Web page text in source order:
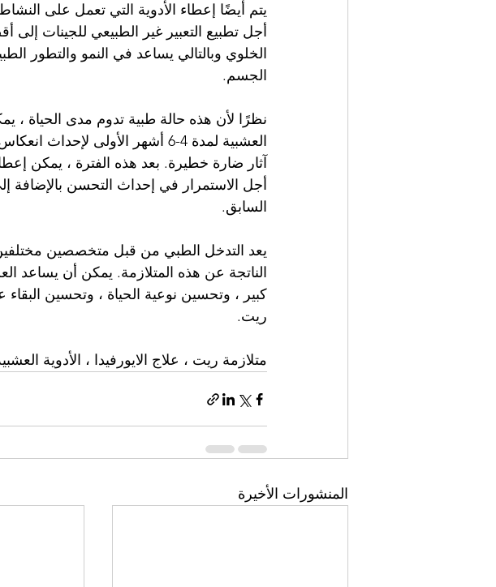
يتم أيضًا إعطاء الأدوية التي تعمل على
أجل تطبيع التعبير غير الطبيعي للجينات
الخلوي وبالتالي يساعد في النمو والتطور
الجسم.
نظرًا لأن هذه حالة طبية تدوم مدى الحياة ،
العشبية لمدة 4-6 أشهر الأولى
آثار ضارة خطيرة. بعد هذه الفترة ، يمكن
أجل الاستمرار في إحداث التحسن بالإضافة
السابق.
يعد التدخل الطبي من قبل متخصصين
الناتجة عن هذه المتلازمة. يمكن أن يساعد
كبير ، وتحسين نوعية الحياة ، وتحسين
ريت.
متلازمة ريت ، علاج الايورفيدا ، الأدوية
المنشورات الأخيرة